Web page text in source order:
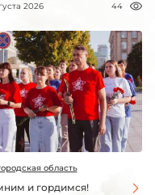
2026 44
область
и гордимся!